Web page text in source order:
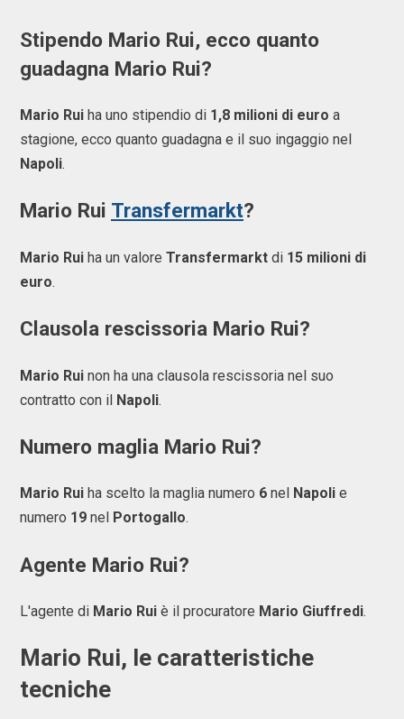
Stipendo Mario Rui, ecco quanto
guadagna Mario Rui?
Mario Rui ha uno stipendio di 1,8 milioni di euro a
stagione, ecco quanto guadagna e il suo ingaggio nel
Napoli.
Mario Rui Transfermarkt?
Mario Rui ha un valore Transfermarkt di 15 milioni di
euro.
Clausola rescissoria Mario Rui?
Mario Rui non ha una clausola rescissoria nel suo
contratto con il Napoli.
Numero maglia Mario Rui?
Mario Rui ha scelto la maglia numero 6 nel Napoli e
numero 19 nel Portogallo.
Agente Mario Rui?
L'agente di Mario Rui è il procuratore Mario Giuffredi.
Mario Rui, le caratteristiche
tecniche